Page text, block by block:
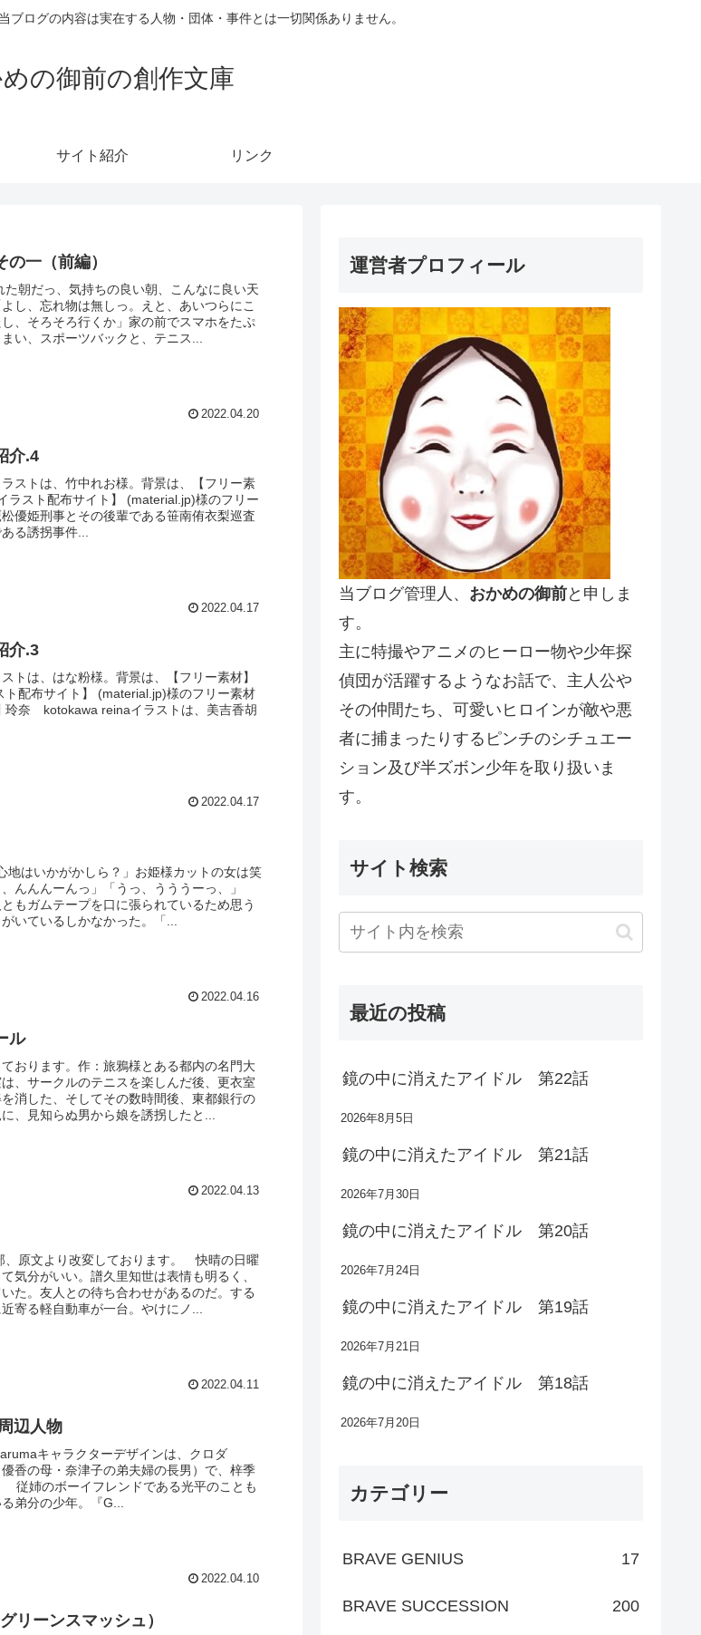
ブログの内容は実在する人物・団体・事件とは一切関係ありません。
の御前の創作文庫
サイト紹介 リンク
一（前編）
朝だっ、気持ちの良い朝、こんなに良い天
し、忘れ物は無しっ。えと、あいつらにこ
、そろそろ行くか」家の前でスマホをたぷ
い、スポーツバックと、テニス...
2022.04.20
介.4
ストは、竹中れお様。背景は、【フリー素
ラスト配布サイト】 (material.jp)様のフリー
優姫刑事とその後輩である笹南侑衣梨巡査
る誘拐事件...
2022.04.17
介.3
トは、はな粉様。背景は、【フリー素材】
ト配布サイト】 (material.jp)様のフリー素材
玲奈 kotokawa reinaイラストは、美吉香胡
2022.04.17
地はいかがかしら？」お姫様カットの女は笑
んんんーんっ」「うっ、うううーっ、」
ともガムテープを口に張られているため思う
いているしかなかった。「...
2022.04.16
ル
おります。作：旅鴉様とある都内の名門大
、サークルのテニスを楽しんだ後、更衣室
消した、そしてその数時間後、東都銀行の
、見知らぬ男から娘を誘拐したと...
2022.04.13
原文より改変しております。 快晴の日曜
気分がいい。譜久里知世は表情も明るく、
た。友人との待ち合わせがあるのだ。する
寄る軽自動車が一台。やけにノ...
2022.04.11
辺人物
キャラクターデザインは、クロダ
香の母・奈津子の弟夫婦の長男）で、梓季
従姉のボーイフレンドである光平のことも
弟分の少年。『G...
2022.04.10
リーンスマッシュ）
運営者プロフィール
当ブログ管理人、 おかめの御前と申しま
す。
主に特撮やアニメのヒーロー物や少年探
偵団が活躍するようなお話で、主人公や
その仲間たち、可愛いヒロインが敵や悪
者に捕まったりするピンチのシチュエー
ション及び半ズボン少年を取り扱いま
す。
サイト検索
最近の投稿
鏡の中に消えたアイドル 第22話
2026年8月5日
鏡の中に消えたアイドル 第21話
2026年7月30日
鏡の中に消えたアイドル 第20話
2026年7月24日
鏡の中に消えたアイドル 第19話
2026年7月21日
鏡の中に消えたアイドル 第18話
2026年7月20日
カテゴリー
BRAVE GENIUS 17
BRAVE SUCCESSION 200